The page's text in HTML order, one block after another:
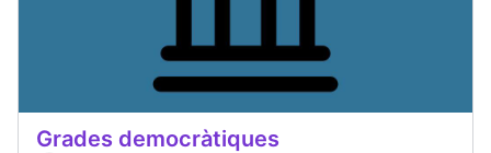
Grades democràtiques